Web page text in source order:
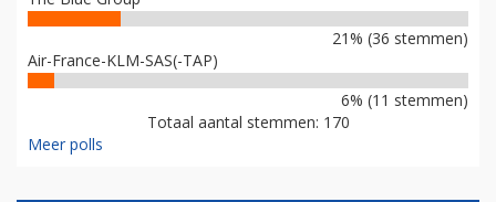
21% (36 stemmen)
Air-France-KLM-SAS(-TAP)
6% (11 stemmen)
Totaal aantal stemmen: 170
Meer polls